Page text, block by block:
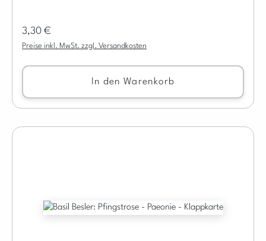
Regulärer Preis:
3,30 €
Preise inkl. MwSt. zzgl. Versandkosten
In den Warenkorb